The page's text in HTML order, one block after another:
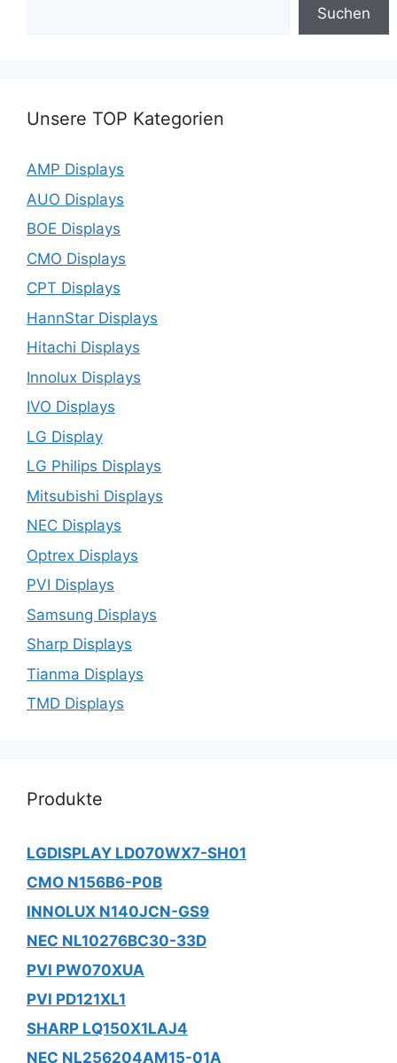
Suchen
Unsere TOP Kategorien
AMP Displays
AUO Displays
BOE Displays
CMO Displays
CPT Displays
HannStar Displays
Hitachi Displays
Innolux Displays
IVO Displays
LG Display
LG Philips Displays
Mitsubishi Displays
NEC Displays
Optrex Displays
PVI Displays
Samsung Displays
Sharp Displays
Tianma Displays
TMD Displays
Produkte
LGDISPLAY LD070WX7-SH01
CMO N156B6-P0B
INNOLUX N140JCN-GS9
NEC NL10276BC30-33D
PVI PW070XUA
PVI PD121XL1
SHARP LQ150X1LAJ4
NEC NL256204AM15-01A